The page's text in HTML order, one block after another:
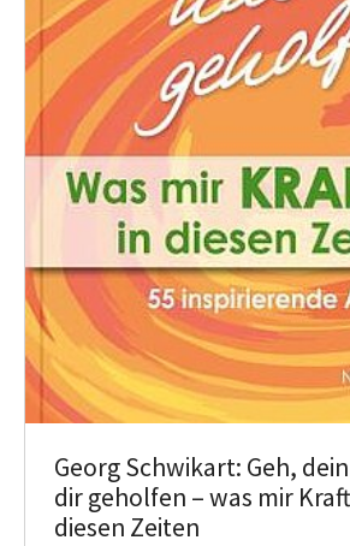
Georg Schwikart: Geh,
dir geholfen – was mir
diesen Zeiten